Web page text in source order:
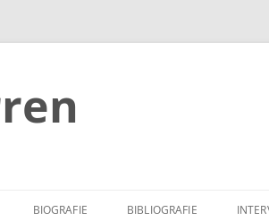
BIOGRAFIE BIBLIOGRAFIE